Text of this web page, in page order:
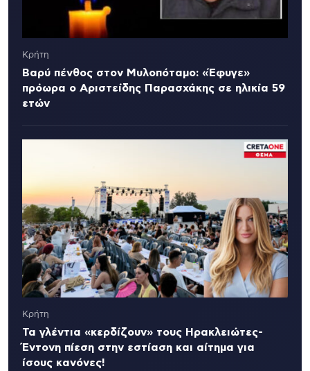
Κρήτη
Βαρύ πένθος στον Μυλοπόταμο: «Έφυγε»
πρόωρα ο Αριστείδης Παρασχάκης σε ηλικία 59
ετών
Κρήτη
Τα γλέντια «κερδίζουν» τους Ηρακλειώτες-
Έντονη πίεση στην εστίαση και αίτημα για
ίσους κανόνες!